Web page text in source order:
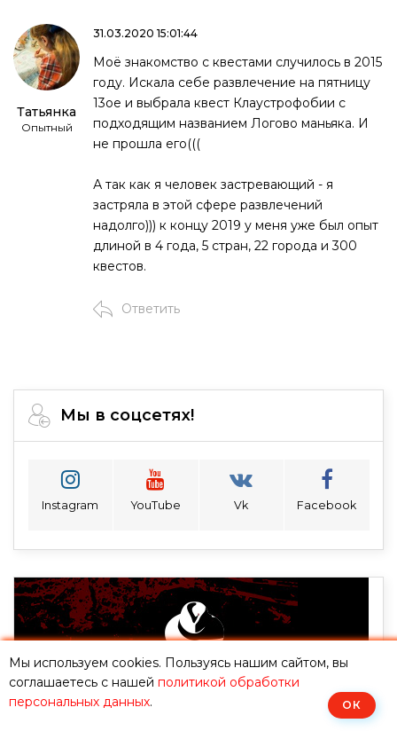
Татьянка
Опытный
31.03.2020 15:01:44
Моё знакомство с квестами случилось в 2015
году. Искала себе развлечение на пятницу
13ое и выбрала квест Клаустрофобии с
подходящим названием Логово маньяка. И
не прошла его(((
А так как я человек застревающий - я
застряла в этой сфере развлечений
надолго))) к концу 2019 у меня уже был опыт
длиной в 4 года, 5 стран, 22 города и 300
квестов.
Ответить
Мы в соцсетях!
Instagram YouTube Vk Facebook
Мы используем cookies. Пользуясь нашим сайтом, вы
соглашаетесь с нашей политикой обработки
персональных данных. ОК